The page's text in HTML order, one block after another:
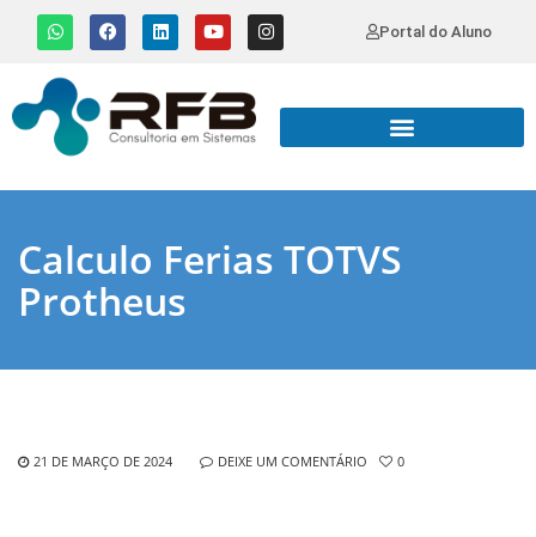
Portal do Aluno
Calculo Ferias TOTVS
Protheus
21 DE MARÇO DE 2024 DEIXE UM COMENTÁRIO 0